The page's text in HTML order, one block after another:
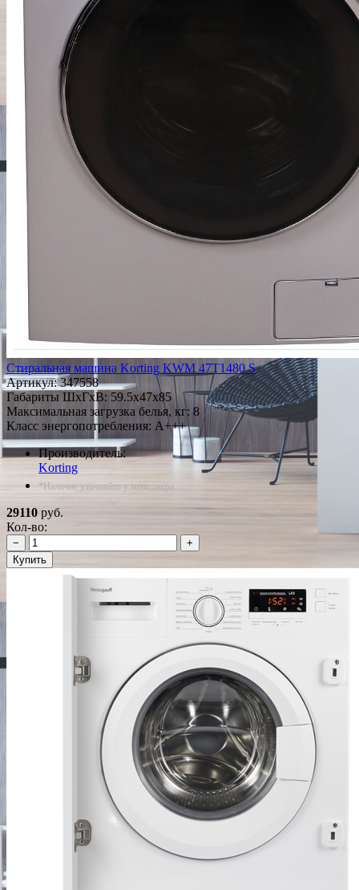
Стиральная машина Korting KWM 47T1480 S
Артикул:347558
Габариты ШxГxВ: 59.5x47x85
Максимальная загрузка белья, кг: 8
Класс энергопотребления: A+++
Производитель:
Korting
*Наличие уточняйте у менеджера
29110 руб.
Кол-во:
−
+
Купить